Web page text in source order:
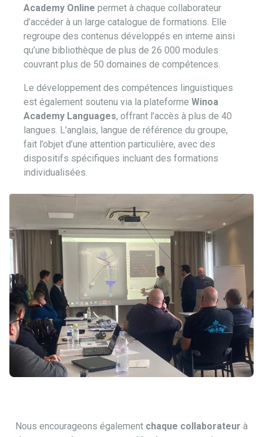
Academy Online permet à chaque collaborateur
d’accéder à un large catalogue de formations. Elle
regroupe des contenus développés en interne ainsi
qu’une bibliothèque de plus de 26 000 modules
couvrant plus de 50 domaines de compétences.
Le développement des compétences linguistiques
est également soutenu via la plateforme Winoa
Academy Languages, offrant l’accès à plus de 40
langues. L’anglais, langue de référence du groupe,
fait l’objet d’une attention particulière, avec des
dispositifs spécifiques incluant des formations
individualisées.
Nous encourageons également chaque collaborateur à